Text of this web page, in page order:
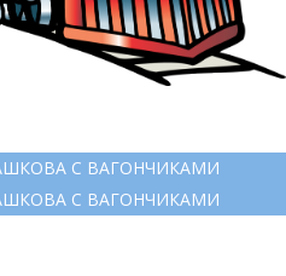
С ВАГОНЧИКАМИ
С ВАГОНЧИКАМИ